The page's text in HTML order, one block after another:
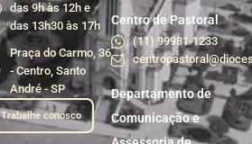
das 9h às 12h e
das 13h30 às 17h
Praça do Carmo, 36
- Centro, Santo
André - SP
Trabalhe conosco
Centro de Pastoral
(11) 99981-1233
Departamento de
Comunicação e